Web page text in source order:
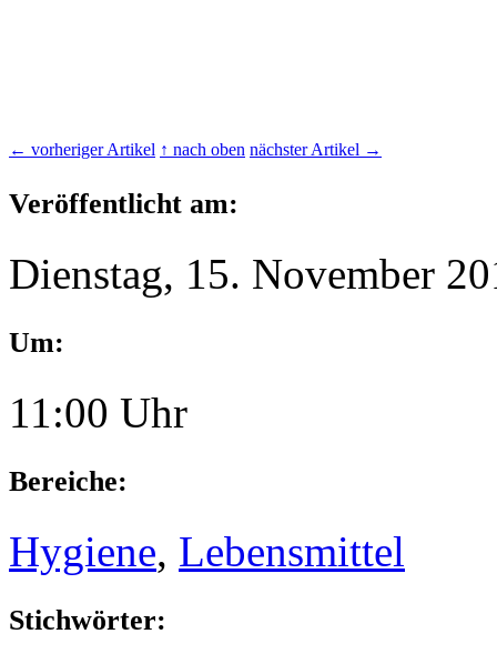
← vorheriger Artikel ↑ nach oben nächster Artikel →
Veröffentlicht am:
Dienstag, 15. November
Um:
11:00 Uhr
Bereiche:
Hygiene, Lebensmittel
Stichwörter: